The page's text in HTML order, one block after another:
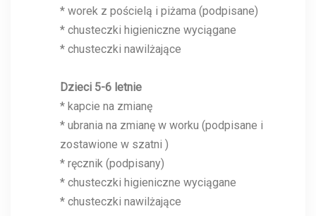
* worek z pościelą i piżama (podpisane)
* chusteczki higieniczne wyciągane
* chusteczki nawilżające
Dzieci 5-6 letnie
* kapcie na zmianę
* ubrania na zmianę w worku (podpisane i
zostawione w szatni )
* ręcznik (podpisany)
* chusteczki higieniczne wyciągane
* chusteczki nawilżające